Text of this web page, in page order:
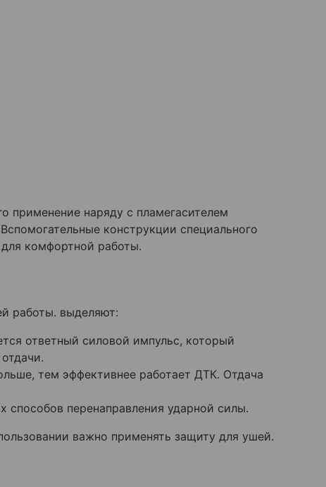
применение наряду с пламегасителем
конструкции специального
комфортной работы.
работы. выделяют:
ответный силовой импульс, который
тем эффективнее работает ДТК. Отдача
перенаправления ударной силы.
важно применять защиту для ушей.